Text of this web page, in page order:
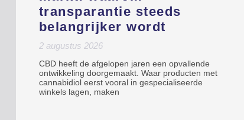
transparantie steeds
belangrijker wordt
2 augustus 2026
CBD heeft de afgelopen jaren een opvallende
ontwikkeling doorgemaakt. Waar producten met
cannabidiol eerst vooral in gespecialiseerde
winkels lagen, maken